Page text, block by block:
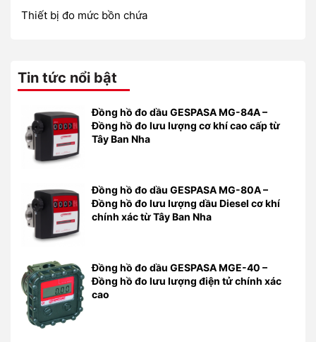
Thiết bị đo mức bồn chứa
Tin tức nổi bật
Đồng hồ đo dầu GESPASA MG-84A –
Đồng hồ đo lưu lượng cơ khí cao cấp từ
Tây Ban Nha
Đồng hồ đo dầu GESPASA MG-80A –
Đồng hồ đo lưu lượng dầu Diesel cơ khí
chính xác từ Tây Ban Nha
Đồng hồ đo dầu GESPASA MGE-40 –
Đồng hồ đo lưu lượng điện tử chính xác
cao